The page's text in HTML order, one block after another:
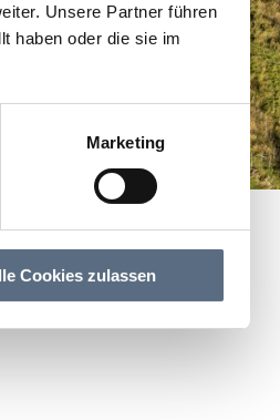
Unsere Partner führen
haben oder die sie im
Marketing
Cookies zulassen